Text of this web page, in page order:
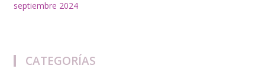
septiembre 2024
CATEGORÍAS